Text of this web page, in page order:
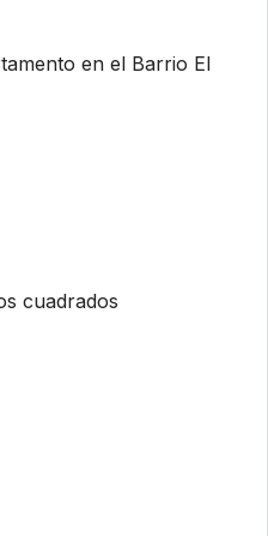
en el Barrio El
cuadrados